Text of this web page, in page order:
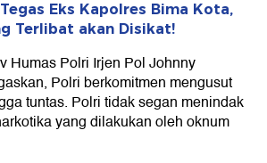
Eks Kapolres Bima Kota,
Terlibat akan Disikat!
Humas Polri Irjen Pol Johnny
Polri berkomitmen mengusut
tuntas. Polri tidak segan menindak
yang dilakukan oleh oknum